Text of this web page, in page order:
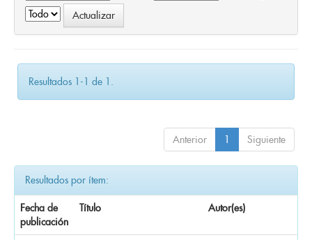
Resultados 1-1 de 1.
Anterior 1 Siguiente
Resultados por ítem:
Fecha de
publicación
Título Autor(es)